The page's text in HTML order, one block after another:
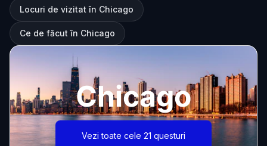
Locuri de vizitat în Chicago
Ce de făcut în Chicago
Chicago
Vezi toate cele 21 questuri